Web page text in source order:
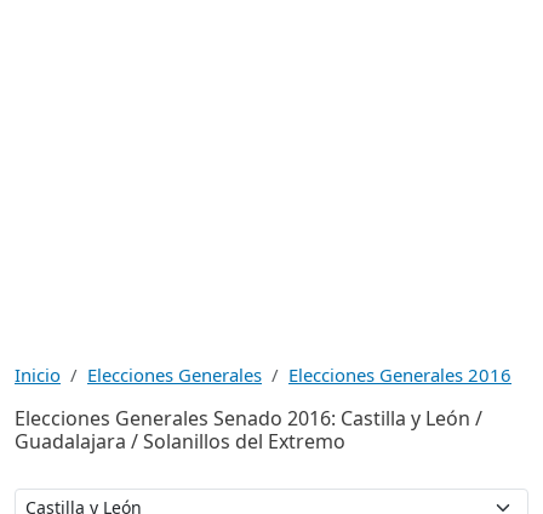
Inicio Elecciones Generales Elecciones Generales 2016
Elecciones Generales Senado 2016: Castilla y León /
Guadalajara / Solanillos del Extremo